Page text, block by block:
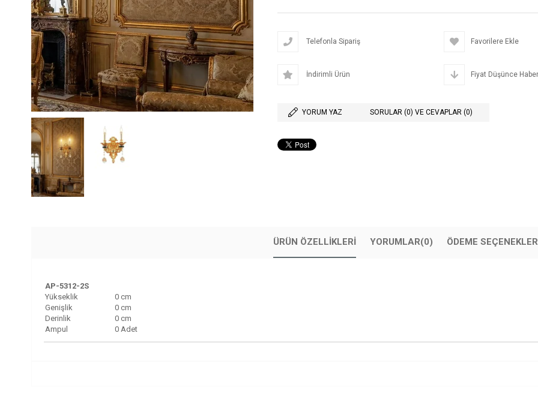
Telefonla Sipariş Favorilere Ekle
İndirimli Ürün Fiyat Düşünce
YORUM YAZ SORULAR (0) VE CEVAPLAR (0)
ÜRÜN ÖZELLIKLERI YORUMLAR(0) ÖDEME
AP-5312-2S
Yükseklik
0 cm
Genişlik
0 cm
Derinlik
0 cm
Ampul
0 Adet